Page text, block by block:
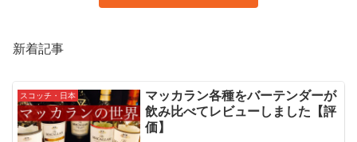
新着記事
スコッチ・日本
マッカラン各種をバーテンダーが
飲み比べてレビューしました【評
価】